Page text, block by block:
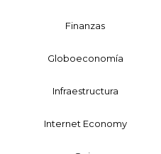
Finanzas
Globoeconomía
Infraestructura
Internet Economy